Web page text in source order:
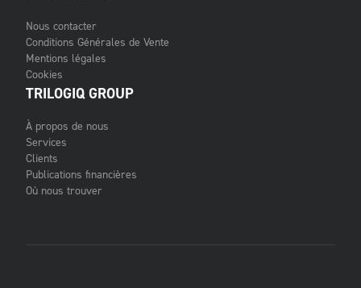
Nous contacter
Conditions Générales de Vente
Mentions légales
Cookies
TRILOGIQ GROUP
À propos de nous
Services
Clients
Publications financières
Où nous trouver